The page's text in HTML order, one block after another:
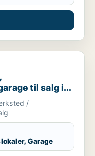
eller garage
til salg i
/
Garage